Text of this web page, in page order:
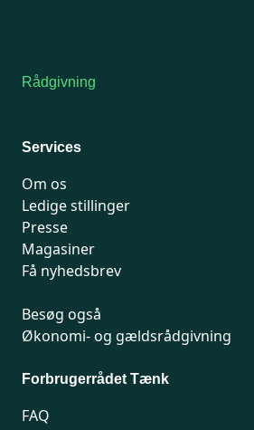
Rådgivning
Services
Om os
Ledige stillinger
Presse
Magasiner
Få nyhedsbrev
Besøg også
Økonomi- og gældsrådgivning
Forbrugerrådet Tænk
FAQ